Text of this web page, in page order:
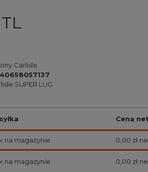
Carlisle
SUPER LUG
Cena
na magazynie 0,00 zł
na magazynie 0,00 zł